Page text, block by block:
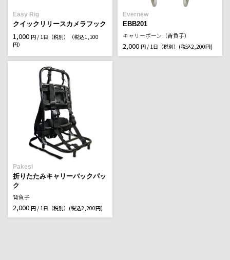
Easy Rig
クイックリリースカメラフック
1,000 円 / 1日（税別）
（税込1,100
円）
Evernew
EBB201
キャリーボーン（背負子）
2,000 円 / 1日（税別） (税込2,200円)
Pakesi
折りたたみキャリーバックパッ
ク
背負子
2,000 円 / 1日（税別） (税込2,200円)